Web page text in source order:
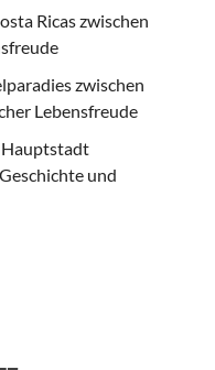
Ricas zwischen
zwischen
Lebensfreude
und